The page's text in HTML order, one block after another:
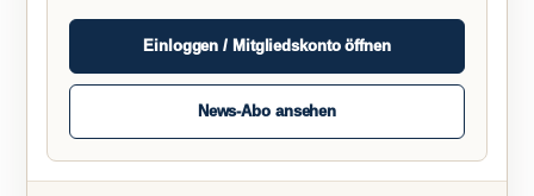
Einloggen / Mitgliedskonto öffnen
News-Abo ansehen